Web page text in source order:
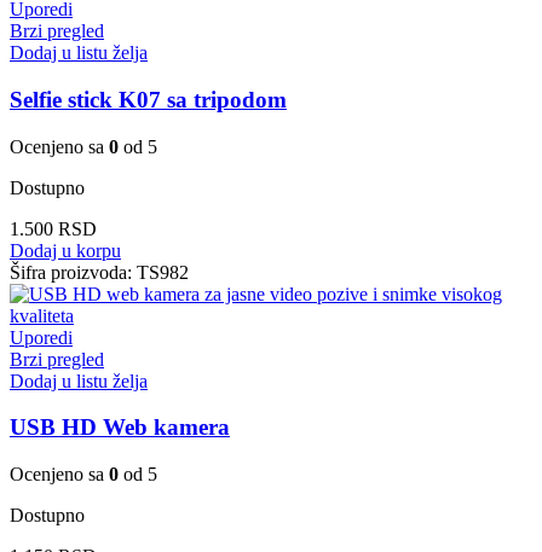
Uporedi
Brzi pregled
Dodaj u listu želja
Selfie stick K07 sa tripodom
Ocenjeno sa 0 od 5
Dostupno
1.500 RSD
Dodaj u korpu
Šifra proizvoda: TS982
Uporedi
Brzi pregled
Dodaj u listu želja
USB HD Web kamera
Ocenjeno sa 0 od 5
Dostupno